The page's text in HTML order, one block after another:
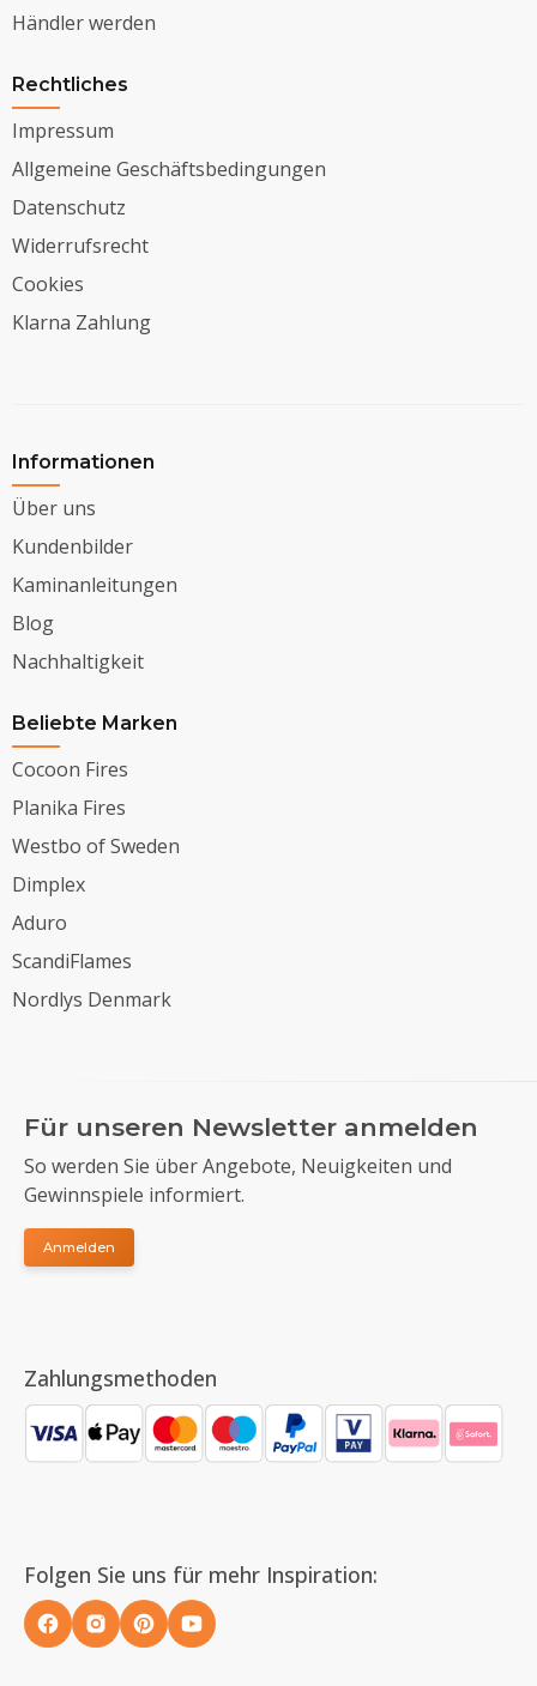
Händler werden
Rechtliches
Impressum
Allgemeine Geschäftsbedingungen
Datenschutz
Widerrufsrecht
Cookies
Klarna Zahlung
Informationen
Über uns
Kundenbilder
Kaminanleitungen
Blog
Nachhaltigkeit
Beliebte Marken
Cocoon Fires
Planika Fires
Westbo of Sweden
Dimplex
Aduro
ScandiFlames
Nordlys Denmark
Für unseren Newsletter anmelden
So werden Sie über Angebote, Neuigkeiten und
Gewinnspiele informiert.
Anmelden
Zahlungsmethoden
Folgen Sie uns für mehr Inspiration: